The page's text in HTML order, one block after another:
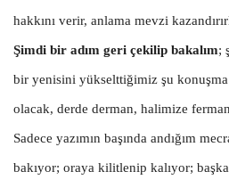
hakkını verir, anlama mevzi
Şimdi bir adım geri çekilip bakalım;
bir yenisini yükselttiğimiz şu konuşma
olacak, derde derman, halimize
Sadece yazımın başında andığım
bakıyor; oraya kilitlenip kalıyor;